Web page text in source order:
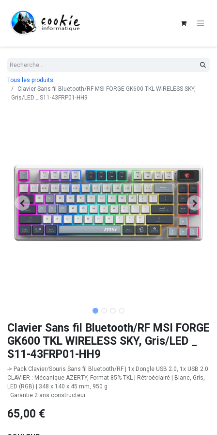
Tous les produits
Clavier Sans fil Bluetooth/RF MSI FORGE GK600 TKL WIRELESS SKY,
Gris/LED _ S11-43FRP01-HH9
Clavier Sans fil Bluetooth/RF MSI FORGE
GK600 TKL WIRELESS SKY, Gris/LED _
S11-43FRP01-HH9
-> Pack Clavier/Souris Sans fil Bluetooth/RF | 1x Dongle USB 2.0, 1x USB 2.0
CLAVIER : Mécanique AZERTY, Format 85% TKL | Rétroéclairé | Blanc, Gris,
LED (RGB) | 348 x 140 x 45 mm, 950 g
. Garantie 2 ans constructeur.
65,00 €